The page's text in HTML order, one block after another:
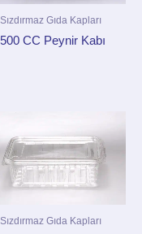
Sızdırmaz Gıda Kapları
500 CC Peynir Kabı
Sızdırmaz Gıda Kapları